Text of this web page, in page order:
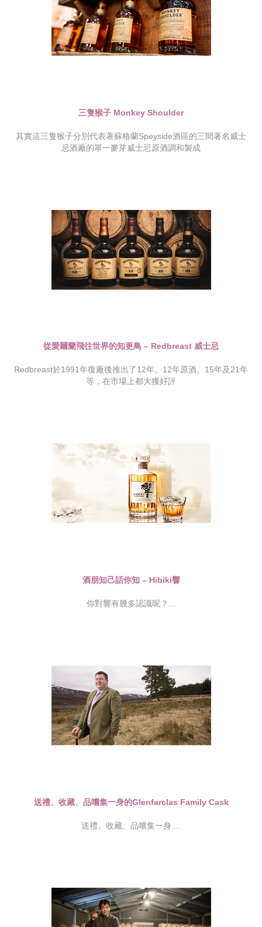
三隻猴子 Monkey Shoulder
其實這三隻猴子分別代表著蘇格蘭Speyside酒區的三間著名威士
忌酒廠的單一麥芽威士忌原酒調和製成
從愛爾蘭飛往世界的知更鳥 – Redbreast 威士忌
Redbreast於1991年復廠後推出了12年、12年原酒、15年及21年
等，在市場上都大獲好評
酒朋知己話你知 – Hibiki響
你對響有幾多認識呢？...
送禮、收藏、品嚐集一身的Glenfarclas Family Cask
送禮、收藏、品嚐集一身 ...